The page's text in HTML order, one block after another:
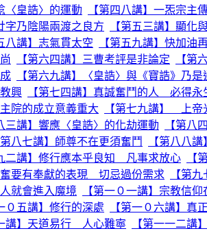
〈皇誥〉的運動
【第四八講】一炁宗主
字乃陰陽兩渡之良方 【第五三講】顯化
八講】志氣貫太空 【第五九講】快加油
【第六四講】三曹考評是非論定
【第
【第六九講】〈皇誥〉與《寶誥》乃是
興 【第七四講】真誠奮鬥的人 必得永
院的成立意義重大
【第七九講】 上帝
三講】響應〈皇誥〉的化劫運動
【第八
第八七講】師尊不在更須奮鬥
【第八八
二講】修行應本乎良知 凡事求放心
【
奮要有奉獻的表現 切忌過份需求
【第
就會進入魔境
【第一０一講】宗教信
０五講】修行的深處 【第一０六講】真
講】天道易行 人心難寧
【第一一二講